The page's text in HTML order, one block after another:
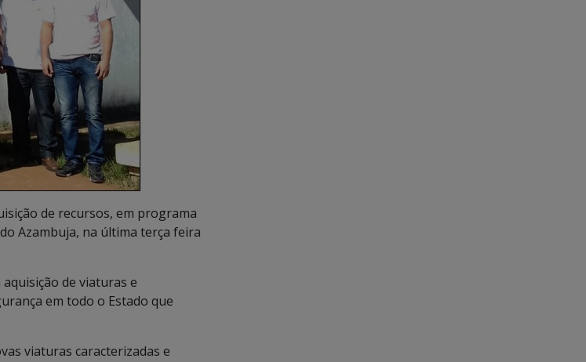
de recursos, em programa
Azambuja, na última terça feira
de viaturas e
em todo o Estado que
viaturas caracterizadas e